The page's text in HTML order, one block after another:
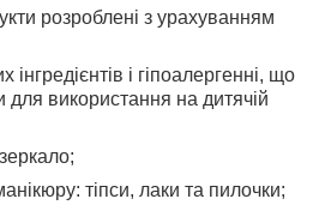
розроблені з урахуванням
інгредієнтів і гіпоалергенні, що
для використання на дитячій
тіпси, лаки та пилочки;